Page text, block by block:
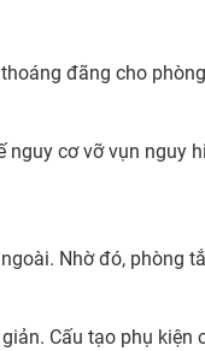
đãng cho
cơ vỡ vụn nguy
Nhờ đó, phòng
Cấu tạo phụ